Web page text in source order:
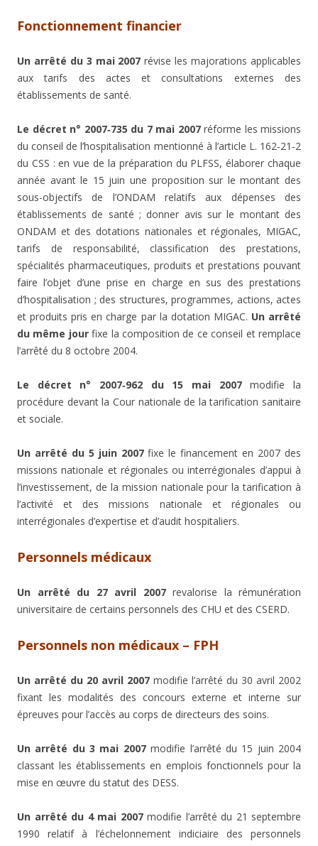
Fonctionnement financier
Un arrêté du 3 mai 2007 révise les majorations applicables
aux tarifs des actes et consultations externes des
établissements de santé.
Le décret n° 2007‑735 du 7 mai 2007réforme les missions
du conseil de l’hospitalisation mentionné à l’article L. 162‑21‑2
du CSS : en vue de la préparation du PLFSS, élaborer chaque
année avant le 15 juin une proposition sur le montant des
sous-objectifs de l’ONDAM relatifs aux dépenses des
établissements de santé ; donner avis sur le montant des
ONDAM et des dotations nationales et régionales, MIGAC,
tarifs de responsabilité, classification des prestations,
spécialités pharmaceutiques, produits et prestations pouvant
faire l’objet d’une prise en charge en sus des prestations
d’hospitalisation ; des structures, programmes, actions, actes
et produits pris en charge par la dotation MIGAC. Un arrêté
du même jourfixe la composition de ce conseil et remplace
l’arrêté du 8 octobre 2004.
Le décret n° 2007‑962 du 15 mai 2007modifie la
procédure devant la Cour nationale de la tarification sanitaire
et sociale.
Un arrêté du 5 juin 2007fixe le financement en 2007 des
missions nationale et régionales ou interrégionales d’appui à
l’investissement, de la mission nationale pour la tarification à
l’activité et des missions nationale et régionales ou
interrégionales d’expertise et d’audit hospitaliers.
Personnels médicaux
Un arrêté du 27 avril 2007revalorise la rémunération
universitaire de certains personnels des CHU et des CSERD.
Personnels non médicaux – FPH
Un arrêté du 20 avril 2007 modifie l’arrêté du 30 avril 2002
fixant les modalités des concours externe et interne sur
épreuves pour l’accès au corps de directeurs des soins.
Un arrêté du 3 mai 2007modifie l’arrêté du 15 juin 2004
classant les établissements en emplois fonctionnels pour la
mise en œuvre du statut des DESS.
Un arrêté du 4 mai 2007modifie l’arrêté du 21 septembre
1990 relatif à l’échelonnement indiciaire des personnels